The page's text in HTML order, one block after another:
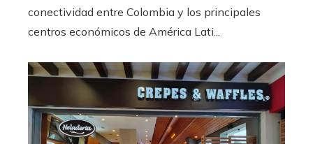
conectividad entre Colombia y los principales
centros económicos de América Lati...